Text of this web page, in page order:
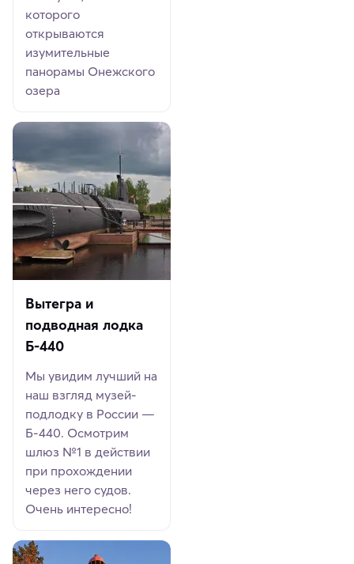
которого
открываются
изумительные
панорамы Онежского
озера
Вытегра и
подводная лодка
Б-440
Мы увидим лучший на
наш взгляд музей-
подлодку в России —
Б-440. Осмотрим
шлюз №1 в действии
при прохождении
через него судов.
Очень интересно!